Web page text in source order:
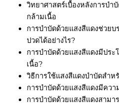
วิทยาศาสตร์เบื้องหลังการบำ
กล้ามเนื้อ
การบำบัดด้วยแสงสีแดงช่วยบ
ปวดได้อย่างไร?
การบำบัดด้วยแสงสีแดงมีปร
เนื้อ?
วิธีการใช้แสงสีแดงบำบัดสำห
การบำบัดด้วยแสงสีแดงมีควา
การบำบัดด้วยแสงสีแดงสาม